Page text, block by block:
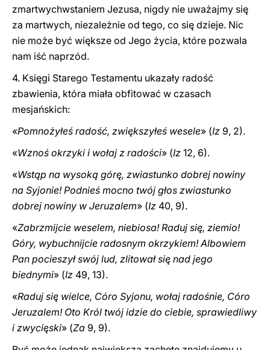
zmartwychwstaniem Jezusa, nigdy nie uważajmy się
za martwych, niezależnie od tego, co się dzieje. Nic
nie może być większe od Jego życia, które pozwala
nam iść naprzód.
4. Księgi Starego Testamentu ukazały radość
zbawienia, która miała obfitować w czasach
mesjańskich:
«Pomnożyłeś radość, zwiększyłeś wesele» (Iz 9, 2).
«Wznoś okrzyki i wołaj z radości» (Iz 12, 6).
«Wstąp na wysoką górę, zwiastunko dobrej nowiny
na Syjonie! Podnieś mocno twój głos zwiastunko
dobrej nowiny w Jeruzalem» (Iz 40, 9).
«Zabrzmijcie weselem, niebiosa! Raduj się, ziemio!
Góry, wybuchnijcie radosnym okrzykiem! Albowiem
Pan pocieszył swój lud, zlitował się nad jego
biednymi» (Iz 49, 13).
«Raduj się wielce, Córo Syjonu, wołaj radośnie, Córo
Jeruzalem! Oto Król twój idzie do ciebie, sprawiedliwy
i zwycięski» (Za 9, 9).